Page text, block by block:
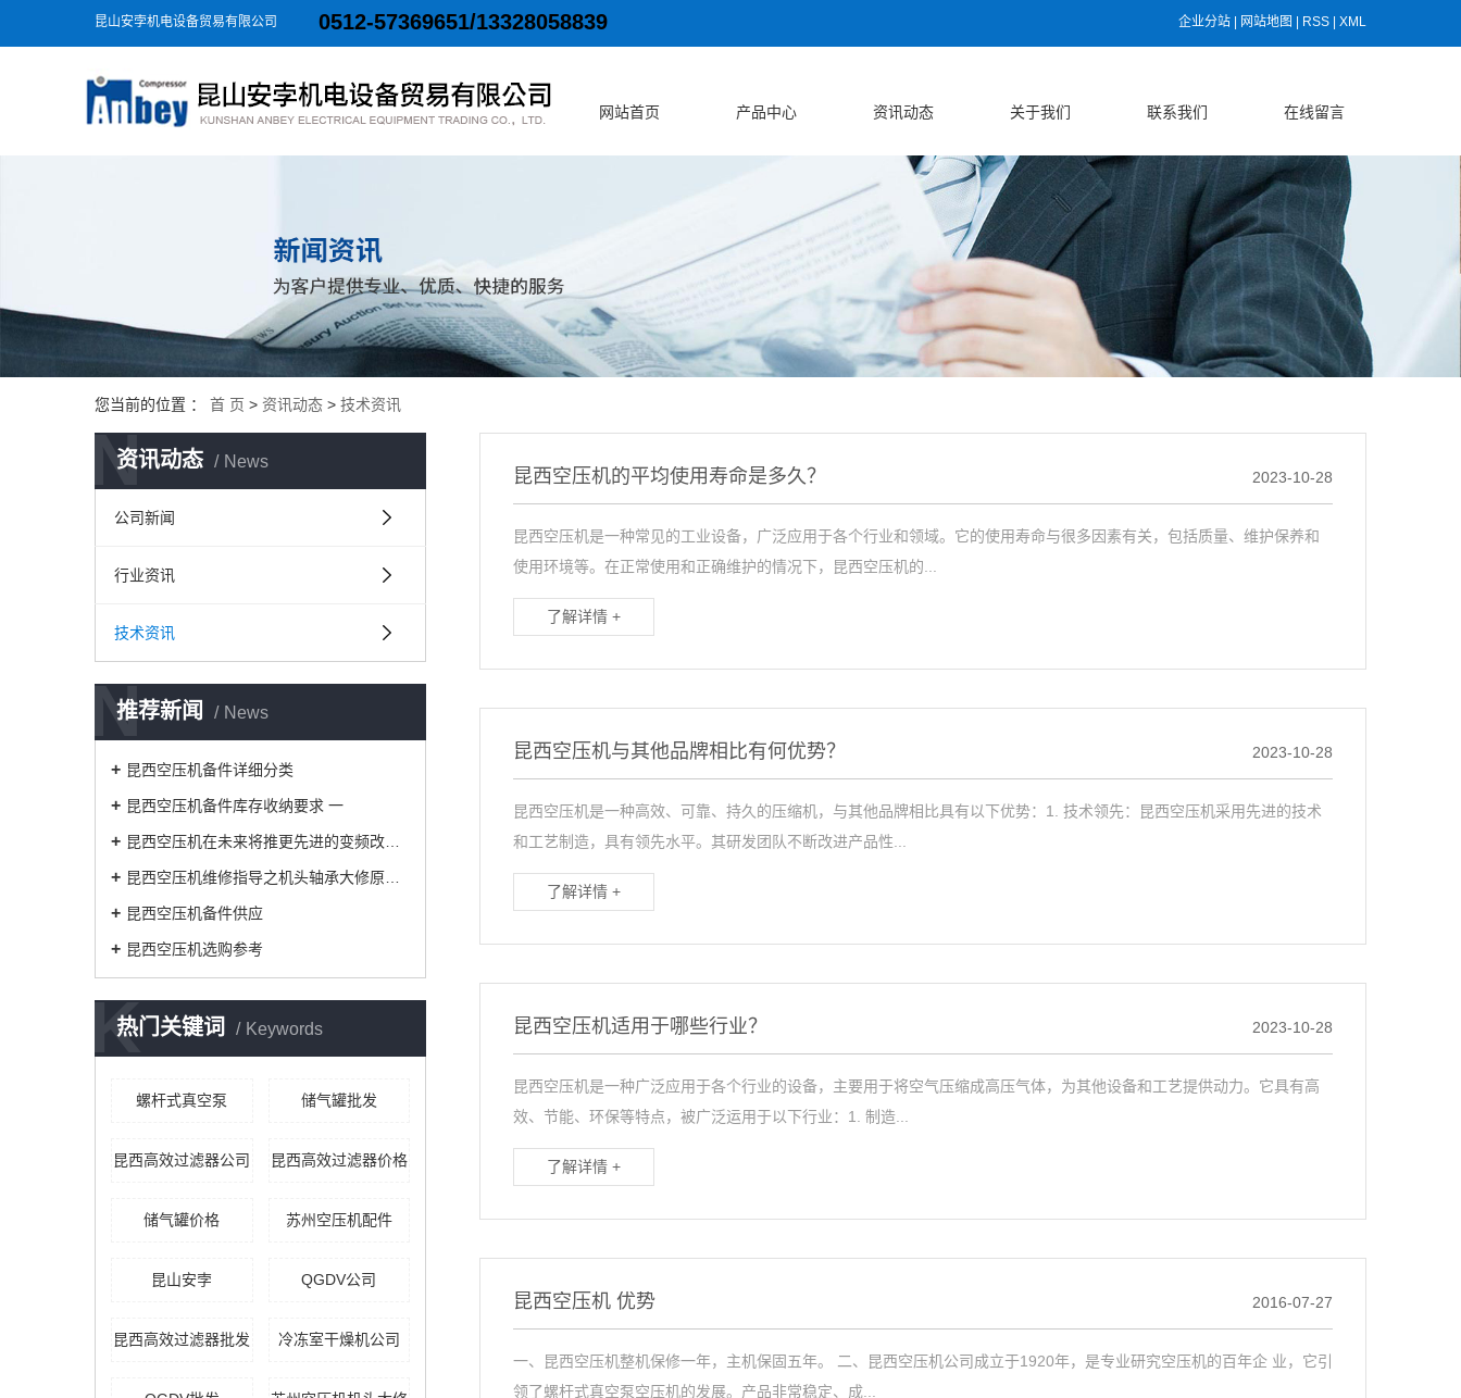
昆山安孛机电设备贸易有限公司 0512-57369651/13328058839 企业分站 网站地图 RSS XML
网站首页 产品中心 资讯动态 关于我们 联系我们 在线留言
您当前的位置 ： 首 页 > 资讯动态 > 技术资讯
资讯动态 News
N
公司新闻
行业资讯
技术资讯
推荐新闻 News
N
昆西空压机备件详细分类
昆西空压机备件库存收纳要求 一
昆西空压机在未来将推更先进的变频改造技
昆西空压机维修指导之机头轴承大修原因解析
昆西空压机备件供应
昆西空压机选购参考
热门关键词 Keywords
K
螺杆式真空泵 储气罐批发
昆西高效过滤器公司 昆西高效过滤器价格
储气罐价格 苏州空压机配件
昆山安孛 QGDV公司
昆西高效过滤器批发 冷冻室干燥机公司
昆西空压机的平均使用寿命是多久？ 2023-10-28
昆西空压机是一种常见的工业设备，广泛应用于各个行业和领域。它的使用寿命与很多因素有关，包括质量、维护保养和
使用环境等。在正常使用和正确维护的情况下，昆西空压机的...
了解详情 +
昆西空压机与其他品牌相比有何优势？ 2023-10-28
昆西空压机是一种高效、可靠、持久的压缩机，与其他品牌相比具有以下优势：1. 技术领先：昆西空压机采用先进的技术
和工艺制造，具有领先水平。其研发团队不断改进产品性...
了解详情 +
昆西空压机适用于哪些行业？ 2023-10-28
昆西空压机是一种广泛应用于各个行业的设备，主要用于将空气压缩成高压气体，为其他设备和工艺提供动力。它具有高
效、节能、环保等特点，被广泛运用于以下行业：1. 制造...
了解详情 +
昆西空压机 优势 2016-07-27
一、昆西空压机整机保修一年，主机保固五年。 二、昆西空压机公司成立于1920年，是专业研究空压机的百年企 业，它引
领了螺杆式真空泵空压机的发展。产品非常稳定、成...